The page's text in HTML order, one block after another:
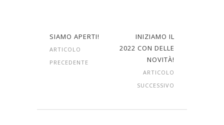
SIAMO APERTI!
ARTICOLO
PRECEDENTE
INIZIAMO IL
2022 CON DELLE
NOVITÀ!
ARTICOLO
SUCCESSIVO